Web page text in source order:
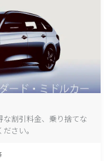
割引料金、乗り捨てな
さい。